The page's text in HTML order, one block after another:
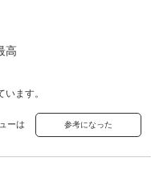
高
ます。
ーは 参考になった